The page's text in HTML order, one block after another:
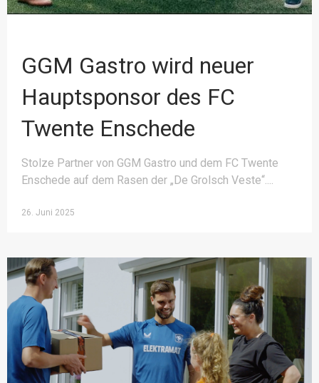
GGM Gastro wird neuer
Hauptsponsor des FC
Twente Enschede
Stolze Partner von GGM Gastro und dem FC Twente
Enschede auf dem Rasen der „De Grolsch Veste“.
26. Juni 2025